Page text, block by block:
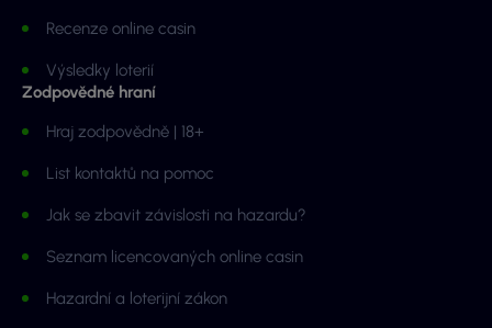
Recenze online casin
Výsledky loterií
Zodpovědné hraní
Hraj zodpovědně | 18+
List kontaktů na pomoc
Jak se zbavit závislosti na hazardu?
Seznam licencovaných online casin
Hazardní a loterijní zákon